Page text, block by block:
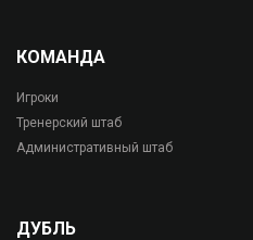
КОМАНДА
Игроки
Тренерский штаб
Административный штаб
ДУБЛЬ